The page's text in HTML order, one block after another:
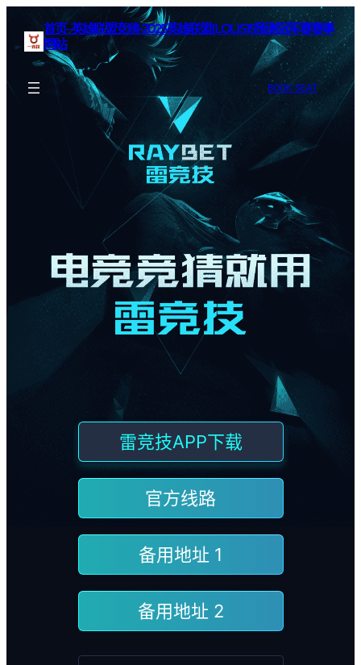
首页–英雄联盟竞猜-2025英雄联盟(LOL)S15预测冠军赛赛事
网站
BOOK SEAT